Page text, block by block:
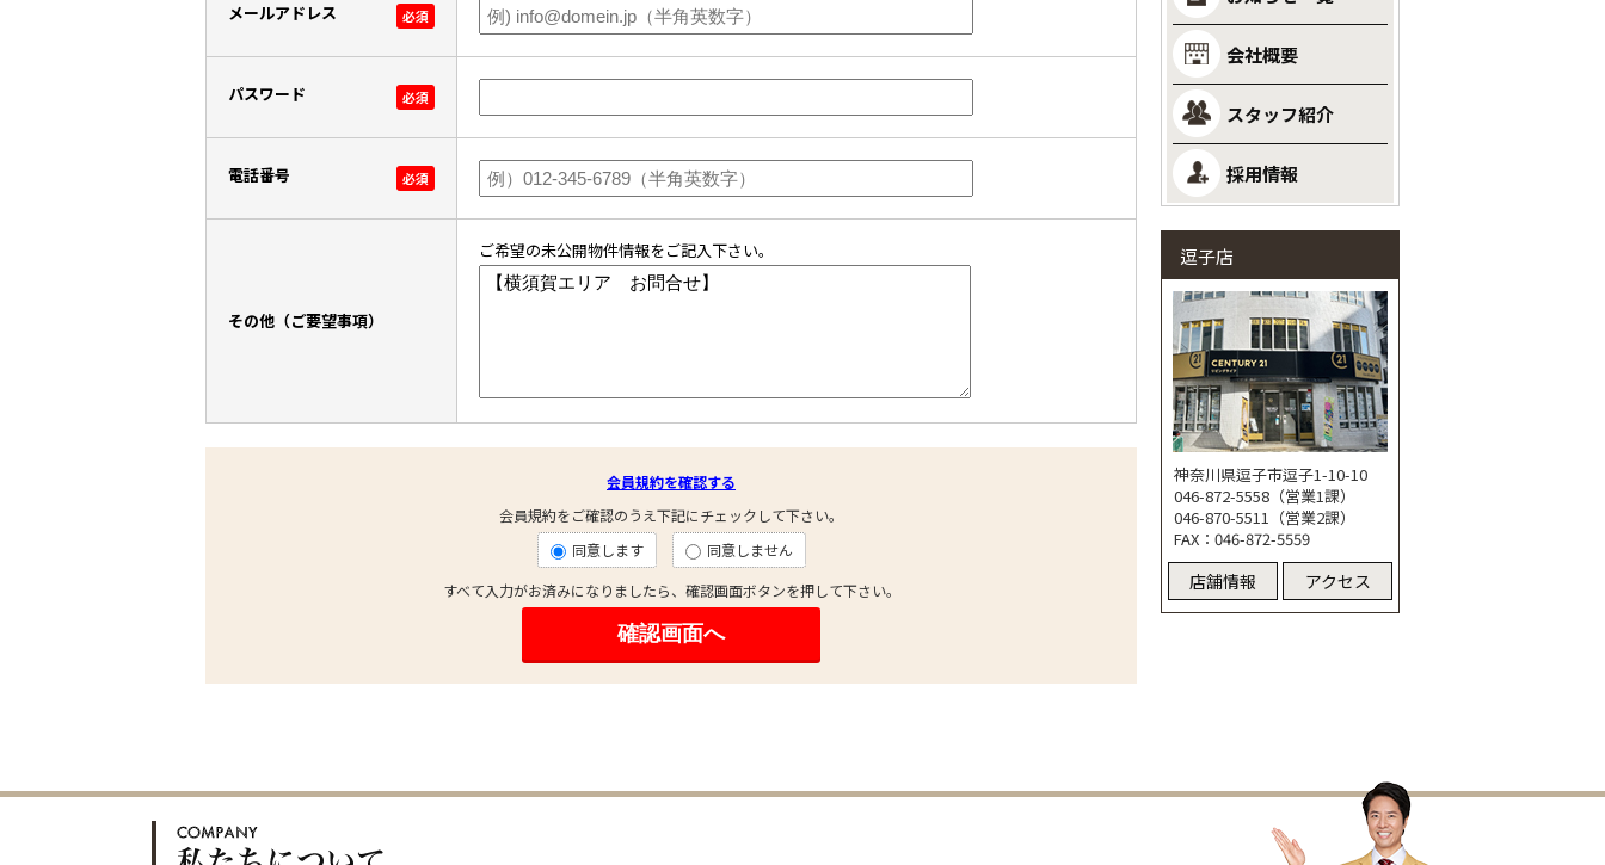
メールアドレス 必須
パスワード 必須
電話番号 必須
その他（ご要望事項）
ご希望の未公開物件情報をご記入下さい。
会員規約を確認する
会員規約をご確認のうえ下記にチェックして下さい。
同意します
同意しません
すべて入力がお済みになりましたら、確認画面ボタンを押して下さい。
会社概要
スタッフ紹介
採用情報
逗子店
神奈川県逗子市逗子1-10-10
046-872-5558（営業1課）
046-870-5511（営業2課）
FAX：046-872-5559
店舗情報 アクセス